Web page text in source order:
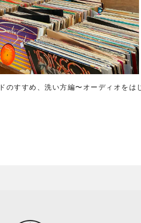
のすすめ、洗い方編〜オーディオをは